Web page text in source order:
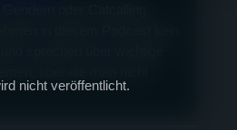
in diesem Podcast kein
sprechen über wichtige
nicht veröffentlicht.